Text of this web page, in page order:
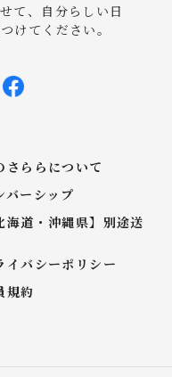
て、自分らしい日
けてください。
さららについて
バーシップ
海道・沖縄県】別途送
イバシーポリシー
規約